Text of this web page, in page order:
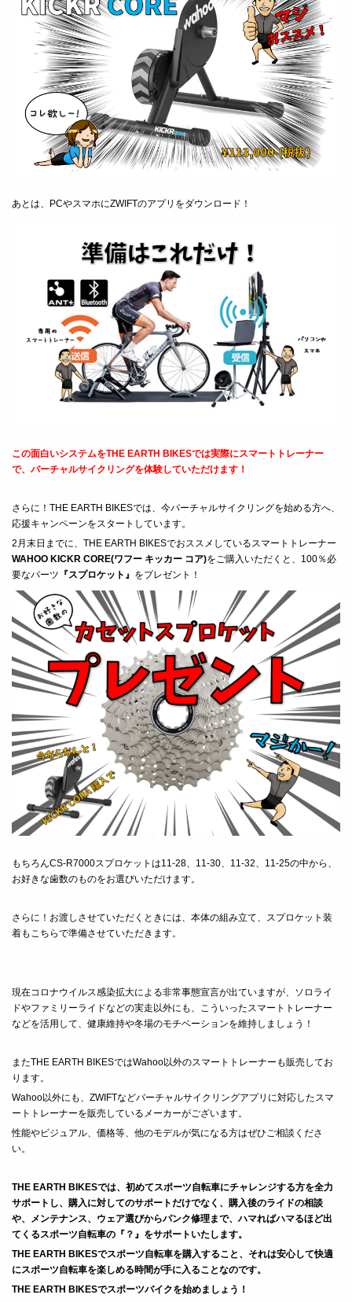
あとは、PCやスマホにZWIFTのアプリをダウンロード！
この面白いシステムをTHE EARTH BIKESでは実際にスマートトレーナー
で、バーチャルサイクリングを体験していただけます！
さらに！THE EARTH BIKESでは、今バーチャルサイクリングを始める方へ、
応援キャンペーンをスタートしています。
2月末日までに、THE EARTH BIKESでおススメしているスマートトレーナー
WAHOO KICKR CORE(ワフー キッカー コア)をご購入いただくと、100％必
要なパーツ 『スプロケット』 をプレゼント！
もちろんCS-R7000スプロケットは11-28、11‐30、11‐32、11‐25の中から、
お好きな歯数のものをお選びいただけます。
さらに！お渡しさせていただくときには、本体の組み立て、スプロケット装
着もこちらで準備させていただきます。
現在コロナウイルス感染拡大による非常事態宣言が出ていますが、ソロライ
ドやファミリーライドなどの実走以外にも、こういったスマートトレーナー
などを活用して、健康維持や冬場のモチベーションを維持しましょう！
またTHE EARTH BIKESではWahoo以外のスマートトレーナーも販売してお
ります。
Wahoo以外にも、ZWIFTなどバーチャルサイクリングアプリに対応したスマ
ートトレーナーを販売しているメーカーがございます。
性能やビジュアル、価格等、他のモデルが気になる方はぜひご相談くださ
い。
THE EARTH BIKESでは、初めてスポーツ自転車にチャレンジする方を全力
サポートし、 購入に対してのサポートだけでなく、購入後のライドの相談
や、メンテナンス、ウェア選びからパンク修理まで、ハマればハマるほど出
てくるスポーツ自転車の『？』をサポートいたします。
THE EARTH BIKESでスポーツ自転車を購入すること、それは安心して快適
にスポーツ自転車を楽しめる時間が手に入ることなのです。
THE EARTH BIKESでスポーツバイクを始めましょう！